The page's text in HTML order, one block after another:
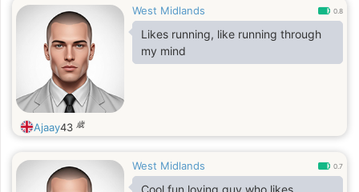
West Midlands 0.8
Likes running, like running through
my mind
Ajaay43 歳
West Midlands 0.7
Cool fun loving guy who likes